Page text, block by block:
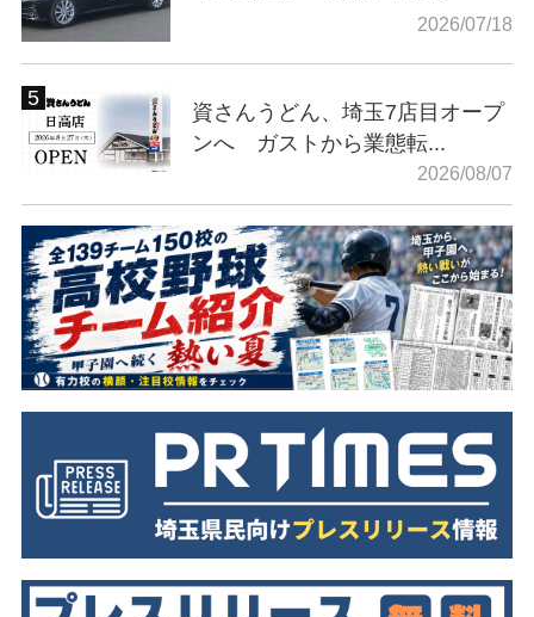
2026/07/18
資さんうどん、埼玉7店目オープ
ンへ ガストから業態転...
2026/08/07